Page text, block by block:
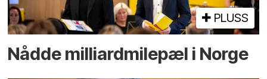
PLUSS
Nådde milliard­­milepæl i Norge